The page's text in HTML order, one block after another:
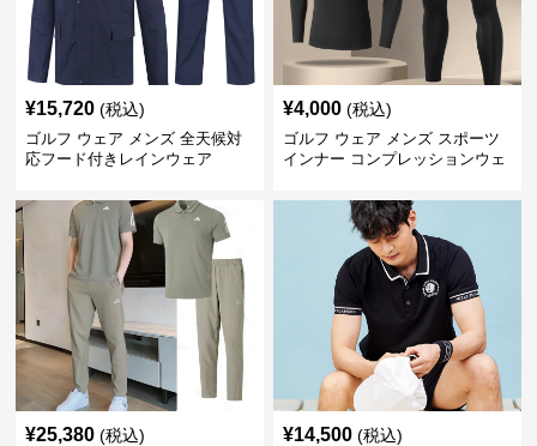
¥15,720 (税込)
ゴルフ ウェア メンズ 全天候対
応フード付きレインウェア
¥4,000 (税込)
ゴルフ ウェア メンズ スポーツ
インナー コンプレッションウェ
¥25,380 (税込) ¥14,500 (税込)